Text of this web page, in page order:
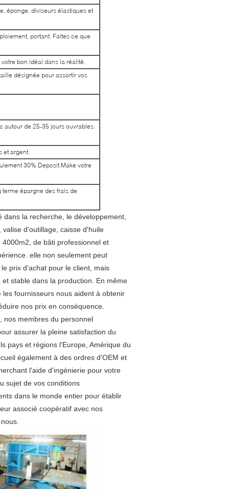
éponge, diviseurs élastiques et
portant. Faites ce que
bon idéal dans la réalité.
désignée pour assortir vos
autour de 25-35 jours ouvrables.
et argent.
30% Deposit.Make votre
épargne des frais de
la recherche, le développement,
d'outillage, caisse d'huile
de bâti professionnel et
elle non seulement peut
prix d'achat pour le client, mais
stable dans la production. En même
fournisseurs nous aident à obtenir
nos prix en conséquence.
nos membres du personnel
assurer la pleine satisfaction du
pays et régions l'Europe, Amérique du
également à des ordres d'OEM et
l'aide d'ingénierie pour votre
sujet de vos conditions
dans le monde entier pour établir
associé coopératif avec nos